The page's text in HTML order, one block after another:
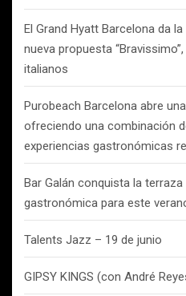
El Grand Hyatt Barcelona da
nueva propuesta
italianos
Purobeach Barcelona abre
ofreciendo una combinación
experiencias gastronómicas
Bar Galán conquista la
gastronómica para este
Talents Jazz – 19 de junio
GIPSY KINGS (con André